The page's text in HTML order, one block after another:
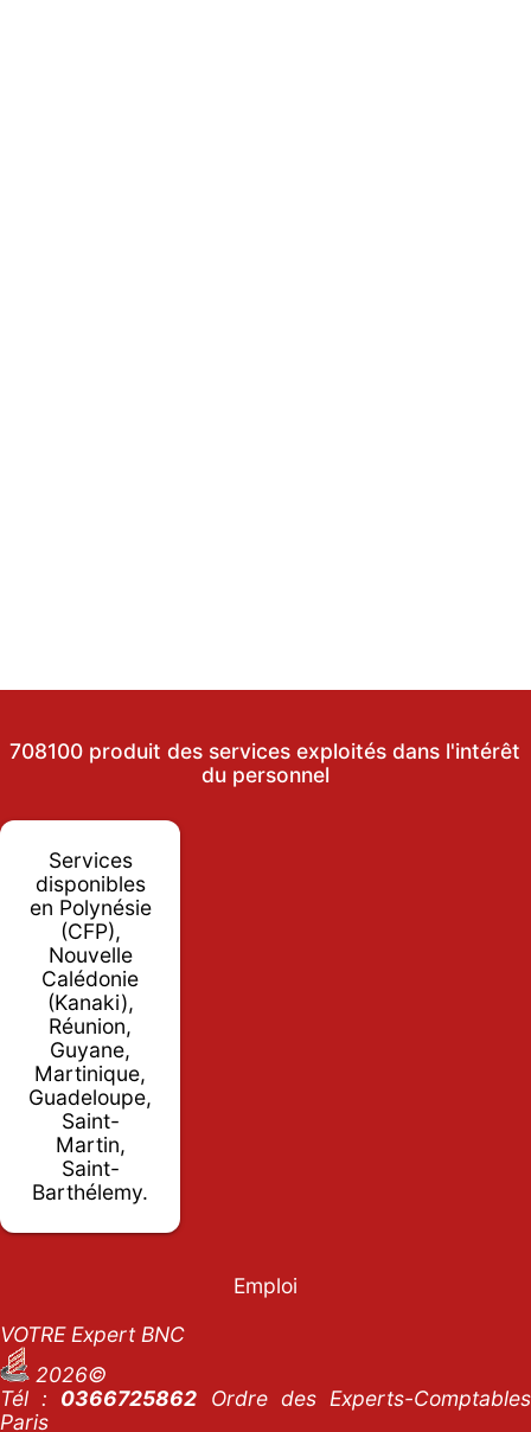
708100 produit des services exploités dans l'intérêt
du personnel
Services
disponibles
en Polynésie
(CFP),
Nouvelle
Calédonie
(Kanaki),
Réunion,
Guyane,
Martinique,
Guadeloupe,
Saint-
Martin,
Saint-
Barthélemy.
Emploi
VOTRE Expert BNC
2026©
Tél : 0366725862 Ordre des Experts-Comptables
Paris